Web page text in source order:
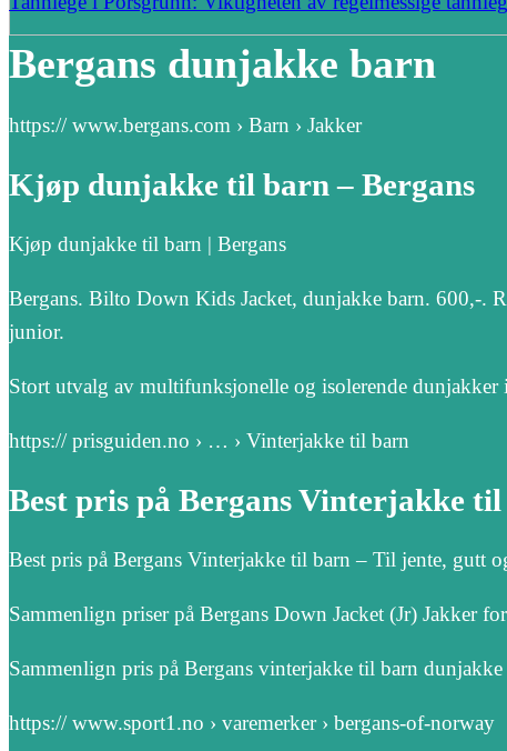
Bergans dunjakke barn
https:// www.bergans.com › Barn › Jakker
Kjøp dunjakke til barn – Bergans
Kjøp dunjakke til barn | Bergans
Bergans. Bilto Down Kids Jacket, dunjakke barn. 600,-.
junior.
Stort utvalg av multifunksjonelle og isolerende
https:// prisguiden.no › … › Vinterjakke til barn
Best pris på Bergans Vinterjakke
Best pris på Bergans Vinterjakke til barn – Til jente, gutt
Sammenlign priser på Bergans Down Jacket (Jr)
Sammenlign pris på Bergans vinterjakke til barn
https:// www.sport1.no › varemerker › bergans-of-norway